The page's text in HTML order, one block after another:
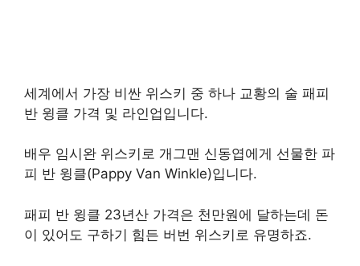
세계에서 가장 비싼 위스키 중 하나 교황의 술 패피
반 윙클 가격 및 라인업입니다.
배우 임시완 위스키로 개그맨 신동엽에게 선물한 파
피 반 윙클(Pappy Van Winkle)입니다.
패피 반 윙클 23년산 가격은 천만원에 달하는데 돈
이 있어도 구하기 힘든 버번 위스키로 유명하죠.